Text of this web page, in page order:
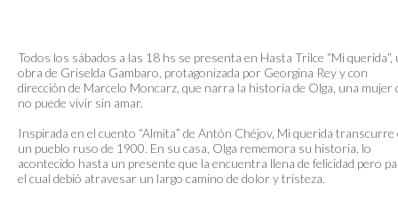
Todos los sábados a las 18 hs se presenta en Hasta Trilce “Mi querida”,
obra de Griselda Gambaro, protagonizada por Georgina Rey y con
dirección de Marcelo Moncarz, que narra la historia de Olga, una mujer
no puede vivir sin amar.
Inspirada en el cuento “Almita” de Antón Chéjov, Mi querida transcurre
un pueblo ruso de 1900. En su casa, Olga rememora su historia, lo
acontecido hasta un presente que la encuentra llena de felicidad pero
el cual debió atravesar un largo camino de dolor y tristeza.